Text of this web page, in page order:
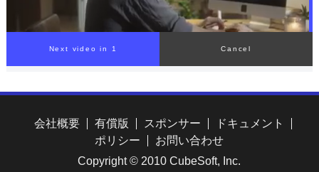
Next video in 1 Cancel
会社概要 有償版 スポンサー
ドキュメント
ポリシー
お問い合わせ
Copyright © 2010 CubeSoft, Inc.